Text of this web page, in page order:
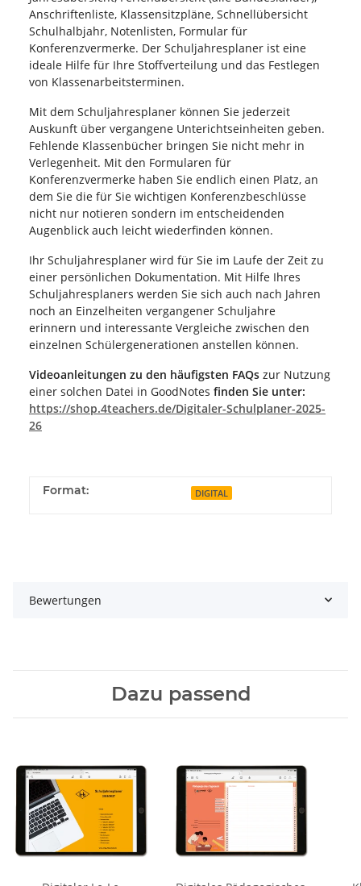
Anschriftenliste, Klassensitzpläne, Schnellübersicht
Schulhalbjahr, Notenlisten, Formular für
Konferenzvermerke. Der Schuljahresplaner ist eine
ideale Hilfe für Ihre Stoffverteilung und das Festlegen
von Klassenarbeitsterminen.
Mit dem Schuljahresplaner können Sie jederzeit
Auskunft über vergangene Unterichtseinheiten geben.
Fehlende Klassenbücher bringen Sie nicht mehr in
Verlegenheit. Mit den Formularen für
Konferenzvermerke haben Sie endlich einen Platz, an
dem Sie die für Sie wichtigen Konferenzbeschlüsse
nicht nur notieren sondern im entscheidenden
Augenblick auch leicht wiederfinden können.
Ihr Schuljahresplaner wird für Sie im Laufe der Zeit zu
einer persönlichen Dokumentation. Mit Hilfe Ihres
Schuljahresplaners werden Sie sich auch nach Jahren
noch an Einzelheiten vergangener Schuljahre
erinnern und interessante Vergleiche zwischen den
einzelnen Schülergenerationen anstellen können.
Videoanleitungen zu den häufigsten FAQs zur Nutzung
einer solchen Datei in GoodNotes finden Sie unter:
https://shop.4teachers.de/Digitaler-Schulplaner-2025-
26
Format: DIGITAL
Bewertungen
Dazu passend